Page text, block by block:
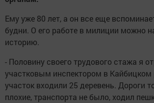
Ему уже 80 лет, а он все еще
будни. О его работе в милиции можно
историю.
- Половину своего трудового стажа я
участковым инспектором в Кайбицком
участок входили 25 деревень. Дороги
плохие, транспорта не было, ходил